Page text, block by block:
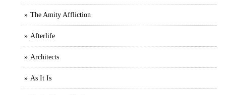
The Amity Affliction
Afterlife
Architects
As It Is